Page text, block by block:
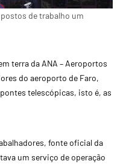
de trabalho um
terra da ANA – Aeroportos
do aeroporto de Faro,
telescópicas, isto é, as
fonte oficial da
um serviço de operação